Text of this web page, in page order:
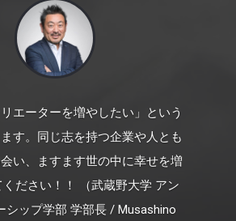
リエーターを増やしたい」という
す。同じ志を持つ企業や人とも
い、ますます世の中に幸せを増
ださい！！ （武蔵野大学 アン
シップ学部 学部長 / Musashino